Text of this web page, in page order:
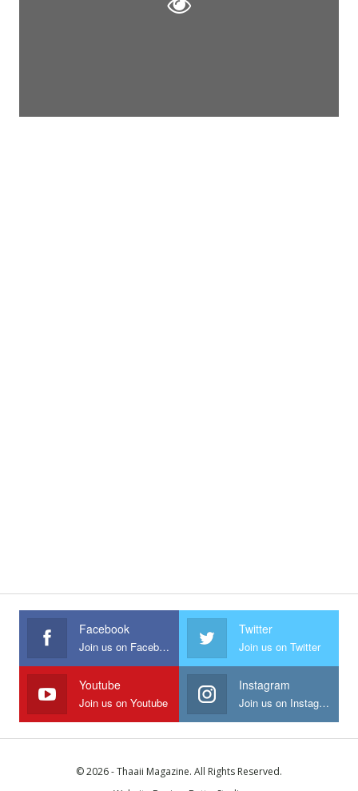
Facebook
Join us on Facebook
Twitter
Join us on Twitter
Youtube
Join us on Youtube
Instagram
Join us on Instagram
© 2026 - Thaaii Magazine. All Rights Reserved.